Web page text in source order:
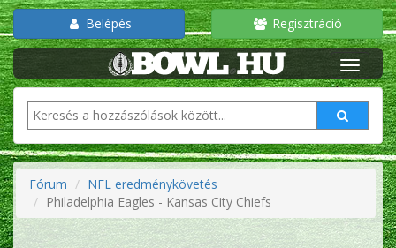
Belépés Regisztráció
Fórum
NFL eredménykövetés
Philadelphia Eagles - Kansas City Chiefs